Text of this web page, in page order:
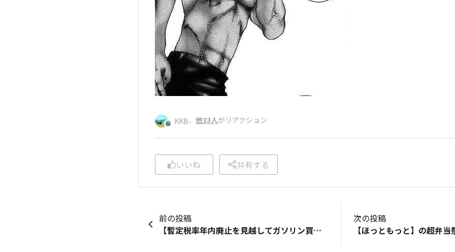
KKB、 他33人がリアクション
いいね 共有する
前の投稿
【暫定税率年内廃止を見越してガソリン買い控え 在庫なくなるまで値段下がらず】情報元サイト……『Yahooニュース』 皆様が利用するガソリンスタンドではガソリンの販売価格はどうなっていますか？、販売するスタンド側は税率が軽減される前に仕入れたガソリンが貯蔵タンクに残っている間は値引き販売するのが苦しいそうです。 考えてみたら当然ですよね、高い値段で仕入れたガソリンを安値で売ったら店が赤字になりかねませんからね。 この混乱は、店が高値で仕入れたガソリンが全部売れるまで続くと思いますよ。
次の投稿